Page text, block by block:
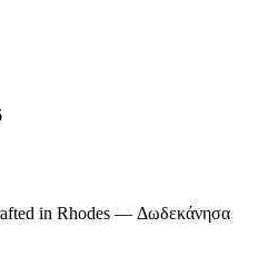
in Rhodes — Δωδεκάνησα